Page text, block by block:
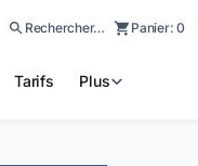
Rechercher… Panier:0
Tarifs Plus